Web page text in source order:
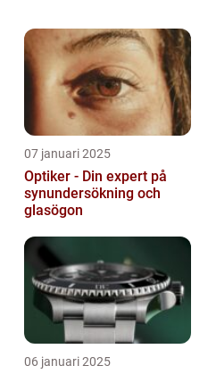
07 januari 2025
Optiker - Din expert på
synundersökning och
glasögon
06 januari 2025